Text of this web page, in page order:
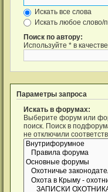
Искать все слова
Искать любое слово/
Поиск по автору:
Используйте * в
Параметры запроса
Искать в форумах:
Выберите форум или
поиск. Поиск в
не отключили